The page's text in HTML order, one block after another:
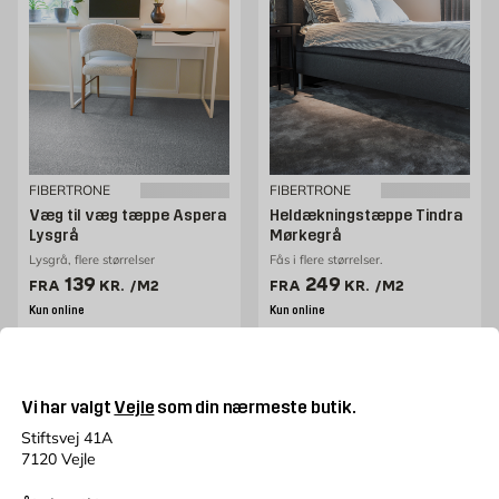
Vi har valgt Vejle som din nærmeste butik.
Stiftsvej 41A
7120 Vejle
FIBERTRONE
Væg til væg tæppe Aspera
Lysgrå
Lysgrå, flere størrelser
FRA Pris 139 kr. /m2
139 KR. /M2
Kun online
FIBERTRONE
Heldækningstæppe Tindra
Mørkegrå
Fås i flere størrelser.
FRA Pris 249 kr. /m2
249 KR. /M2
Kun online